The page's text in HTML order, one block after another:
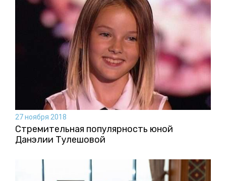
27 ноября 2018
Стремительная популярность юной
Данэлии Тулешовой